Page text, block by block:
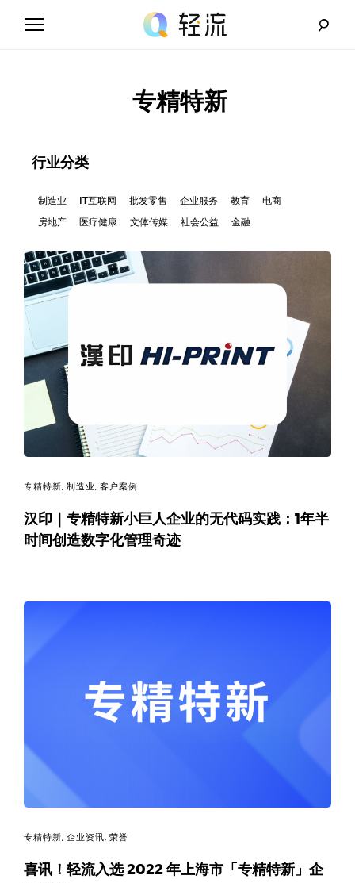
A
I
无
代
码
解
决
方
案
_
低
代
代
例
白
皮
专精特新
行业分类
制造业 IT互联网 批发零售 企业服务 教育
电商
房地产
医疗健康 文体传媒 社会公益 金融
专精特新, 制造业, 客户案例
汉印｜专精特新小巨人企业的无代码实践：1年半
时间创造数字化管理奇迹
专精特新, 企业资讯, 荣誉
喜讯！轻流入选 2022 年上海市「专精特新」企